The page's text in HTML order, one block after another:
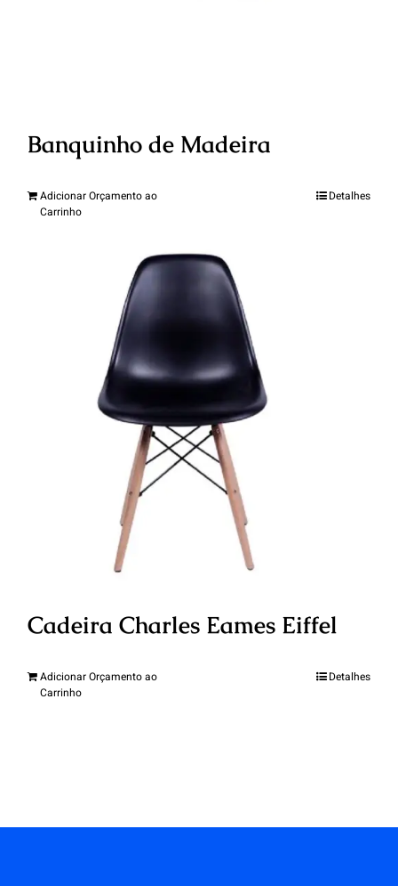
Banquinho de Madeira
Adicionar Orçamento ao
Carrinho
Detalhes
Cadeira Charles Eames Eiffel
Adicionar Orçamento ao
Carrinho
Detalhes